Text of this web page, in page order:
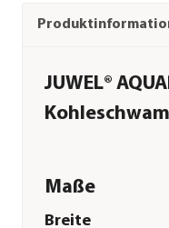
JUWEL®
Maße
Breite